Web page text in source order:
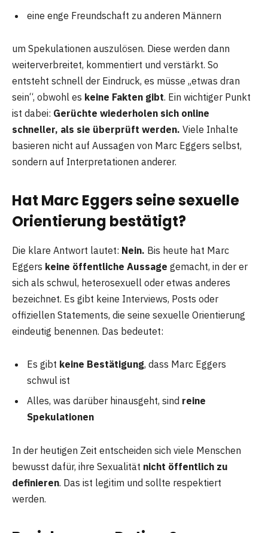
eine enge Freundschaft zu anderen Männern
um Spekulationen auszulösen. Diese werden dann
weiterverbreitet, kommentiert und verstärkt. So
entsteht schnell der Eindruck, es müsse „etwas dran
sein“, obwohl es keine Fakten gibt. Ein wichtiger Punkt
ist dabei: Gerüchte wiederholen sich online
schneller, als sie überprüft werden. Viele Inhalte
basieren nicht auf Aussagen von Marc Eggers selbst,
sondern auf Interpretationen anderer.
Hat Marc Eggers seine sexuelle
Orientierung bestätigt?
Die klare Antwort lautet: Nein. Bis heute hat Marc
Eggers keine öffentliche Aussage gemacht, in der er
sich als schwul, heterosexuell oder etwas anderes
bezeichnet. Es gibt keine Interviews, Posts oder
offiziellen Statements, die seine sexuelle Orientierung
eindeutig benennen. Das bedeutet:
Es gibt keine Bestätigung, dass Marc Eggers
schwul ist
Alles, was darüber hinausgeht, sind reine
Spekulationen
In der heutigen Zeit entscheiden sich viele Menschen
bewusst dafür, ihre Sexualität nicht öffentlich zu
definieren. Das ist legitim und sollte respektiert
werden.